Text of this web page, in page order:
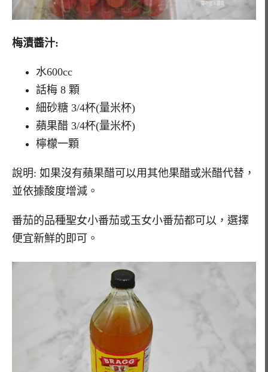
梅漬醬汁:
水600cc
話梅 8 顆
細砂糖 3/4杯(量米杯)
蘋果醋 3/4杯(量米杯)
檸檬一顆
說明: 如果沒有蘋果醋可以用其他果醋或米醋代替，
並依據酸度增減。
番茄的品種聖女小番茄或玉女小番茄都可以，選擇
便宜新鮮的即可。